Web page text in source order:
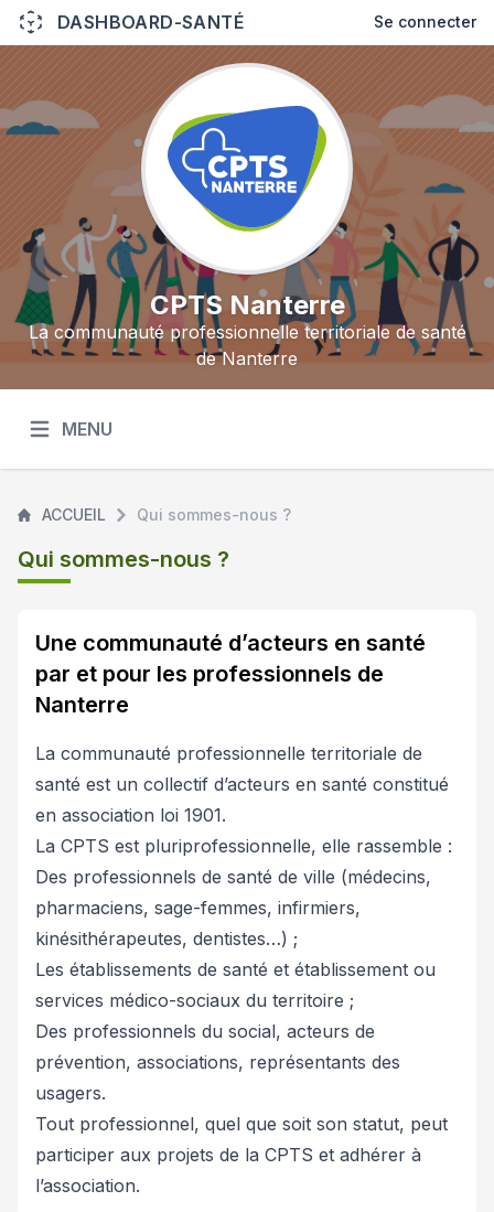
DASHBOARD-SANTÉ Se connecter
CPTS Nanterre
La communauté professionnelle territoriale de santé
de Nanterre
MENU
ACCUEIL Qui sommes-nous ?
Qui sommes-nous ?
Une communauté d’acteurs en santé
par et pour les professionnels de
Nanterre
La communauté professionnelle territoriale de
santé est un collectif d’acteurs en santé constitué
en association loi 1901.
La CPTS est pluriprofessionnelle, elle rassemble :
Des professionnels de santé de ville (médecins,
pharmaciens, sage-femmes, infirmiers,
kinésithérapeutes, dentistes…) ;
Les établissements de santé et établissement ou
services médico-sociaux du territoire ;
Des professionnels du social, acteurs de
prévention, associations, représentants des
usagers.
Tout professionnel, quel que soit son statut, peut
participer aux projets de la CPTS et adhérer à
l’association.